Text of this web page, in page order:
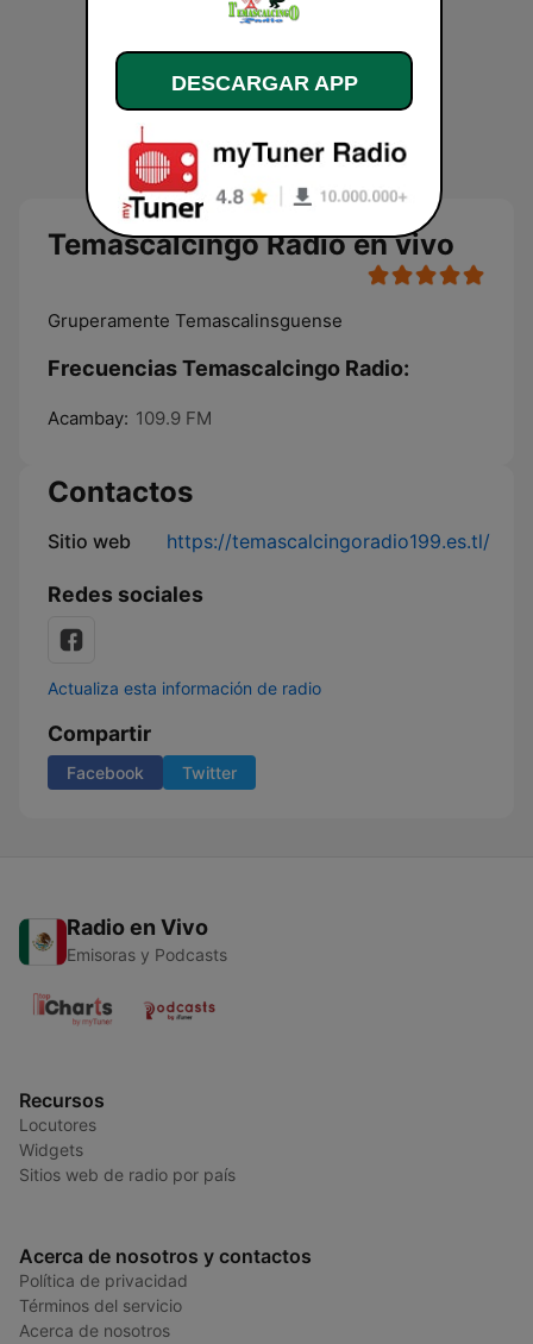
Temascalcingo Radio en vivo
Gruperamente Temascalinsguense
Frecuencias Temascalcingo Radio:
Acambay: 109.9 FM
Contactos
Sitio web https://temascalcingoradio199.es.tl/
Redes sociales
Actualiza esta información de radio
Compartir
Facebook Twitter
Radio en Vivo
Emisoras y Podcasts
Recursos
Locutores
Widgets
Sitios web de radio por país
Acerca de nosotros y contactos
Política de privacidad
Términos del servicio
Acerca de nosotros
DESCARGAR APP